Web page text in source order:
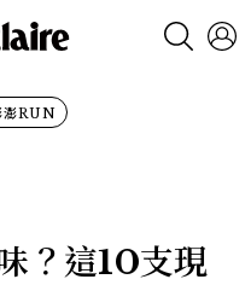
澎RUN
？這10支現